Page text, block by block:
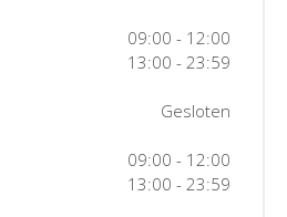
09:00 - 12:00
13:00 - 23:59
Gesloten
09:00 - 12:00
13:00 - 23:59